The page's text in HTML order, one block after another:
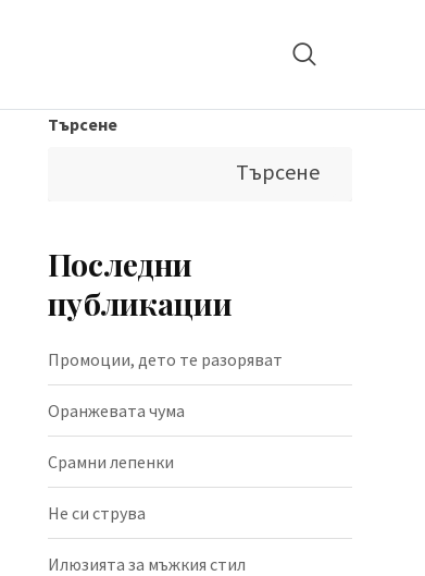
Търсене
Търсене
Последни
публикации
Промоции, дето те разоряват
Оранжевата чума
Срамни лепенки
Не си струва
Илюзията за мъжкия стил